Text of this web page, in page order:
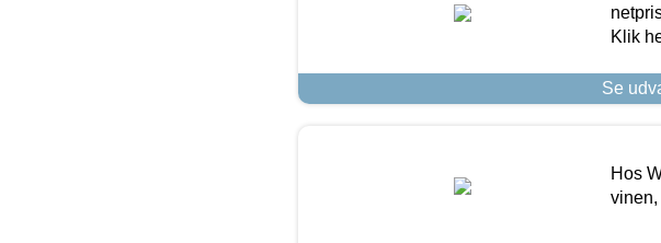
Klik
Se
Hos
vinen,